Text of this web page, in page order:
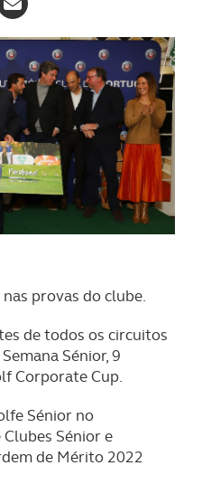
provas do clube.
de todos os circuitos
Sénior, 9
Corporate Cup.
Sénior no
Sénior e
de Mérito 2022